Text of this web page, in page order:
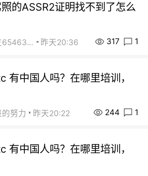
的ASSR2证明找不到了怎么
街友65463281 昨天20:36 317 1
有中国人吗？在哪里培训，
的努力 昨天20:22 244 1
有中国人吗？在哪里培训，